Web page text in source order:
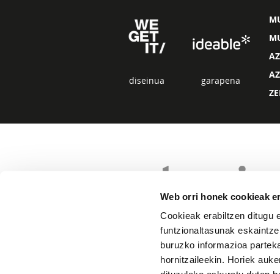
Web orri honek cookieak
Cookieak erabiltzen ditugu
funtzionaltasunak
buruzko informazioa
hornitzaileekin. Horiek
diseinua garapena